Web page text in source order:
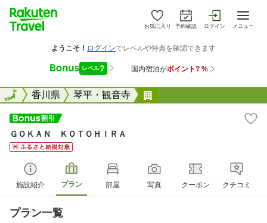
お気に入り 予約確認 ログイン メニュー
全国香川県 琴平・観音寺
全国
ＧＯＫＡＮ ＫＯＴＯＨＩＲＡ
施設紹介 プラン 部屋 写真 クーポン クチコミ
プラン一覧